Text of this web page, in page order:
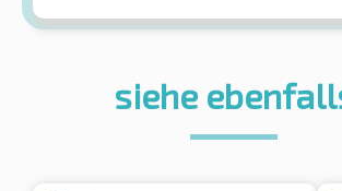
siehe